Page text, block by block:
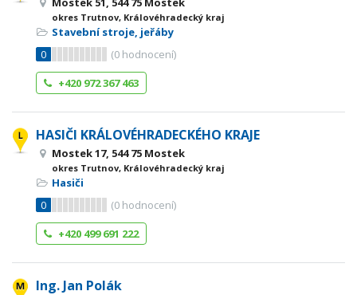
okres Trutnov, Královéhradecký kraj
Stavební stroje, jeřáby
0
(0 hodnocení)
+420 972 367 463
HASIČI KRÁLOVÉHRADECKÉHO KRAJE
Mostek 17, 544 75 Mostek
okres Trutnov, Královéhradecký kraj
Hasiči
0
(0 hodnocení)
+420 499 691 222
Ing. Jan Polák